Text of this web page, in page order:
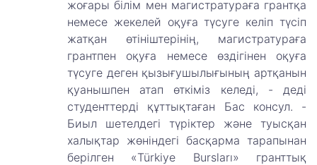
жоғары білім мен магистратураға грантқа
немесе жекелей оқуға түсуге келіп түсіп
жатқан өтініштерінің, магистратураға
грантпен оқуға немесе өздігінен оқуға
түсуге деген қызығушылығының артқанын
қуанышпен атап өткіміз келеді, - деді
студенттерді құттықтаған Бас консул. -
Биыл шетелдегі түріктер және туысқан
халықтар жөніндегі басқарма тарапынан
берілген «Türkiye Bursları» гранттық